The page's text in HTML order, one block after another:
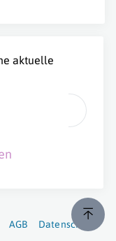
aktuelle
AGB Datenschutz